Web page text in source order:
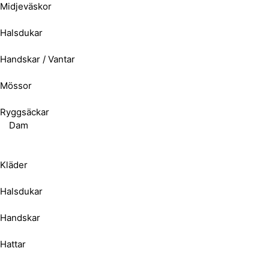
Midjeväskor
Halsdukar
Handskar / Vantar
Mössor
Ryggsäckar
Dam
Kläder
Halsdukar
Handskar
Hattar